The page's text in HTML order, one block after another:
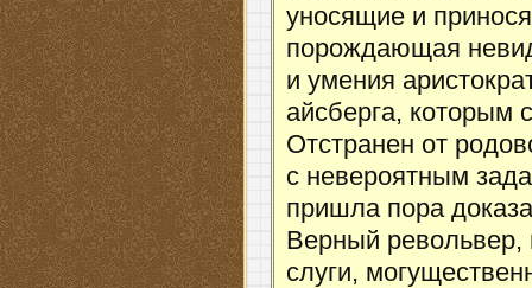
уносящие и
порождающая
и умения
айсберга, которым
Отстранен от
с невероятным
пришла пора
Верный
слуги,